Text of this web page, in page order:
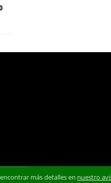
más detalles en nuestro